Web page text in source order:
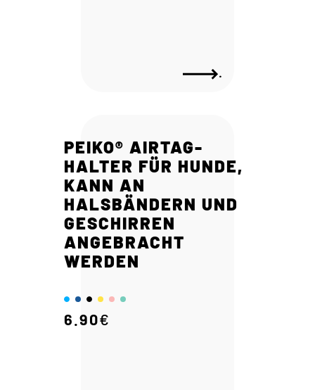
.
PEIKO® AIRTAG-
HALTER FÜR HUNDE,
KANN AN
HALSBÄNDERN UND
GESCHIRREN
ANGEBRACHT
WERDEN
6.90€